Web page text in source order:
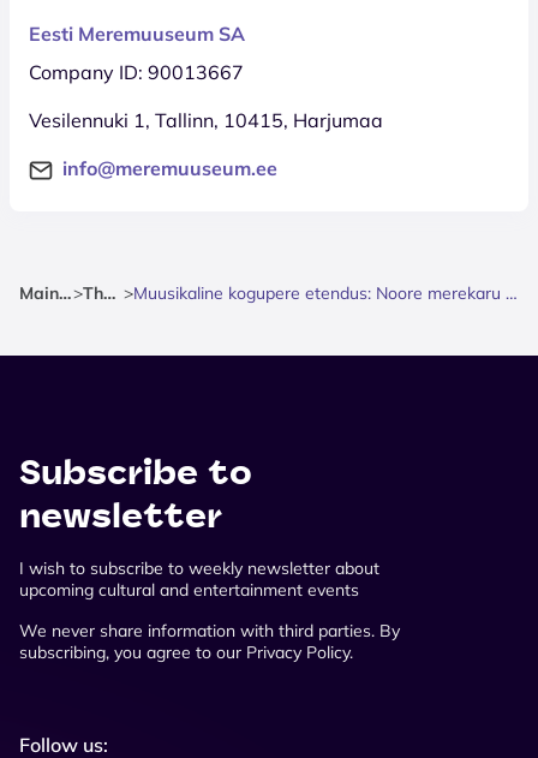
Eesti Meremuuseum SA
Company ID: 90013667
Vesilennuki 1, Tallinn, 10415, Harjumaa
info@meremuuseum.ee
Mainpage> Theatre > Muusikaline kogupere etendus: Noore merekaru esimene suurem seiklus
Subscribe to
newsletter
I wish to subscribe to weekly newsletter about
upcoming cultural and entertainment events
We never share information with third parties. By
subscribing, you agree to our Privacy Policy.
Follow us: